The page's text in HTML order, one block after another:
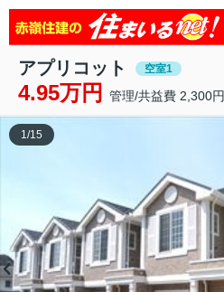
アプリコット 空室1
4.95万円 管理/共益費 2,300円
1/15